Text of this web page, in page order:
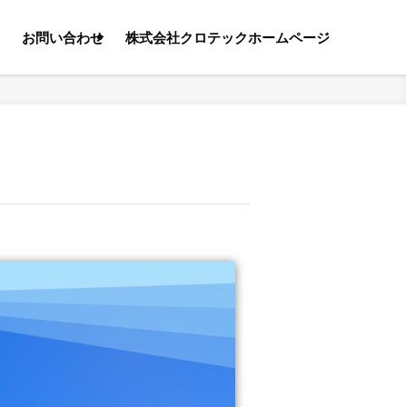
お問い合わせ 株式会社クロテックホームページ